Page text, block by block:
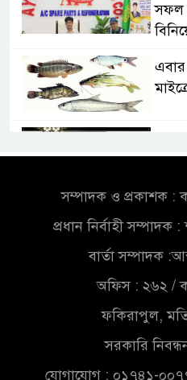
সফল
সম্পাদক ও প্রকাশক :
প্রধান নির্বাহী
বার্তা সম্পাদক
অফিস : ২৬২ /
ফকিরাপুল,
সরকারি
যোগাযোগ : ০১৭৪১-